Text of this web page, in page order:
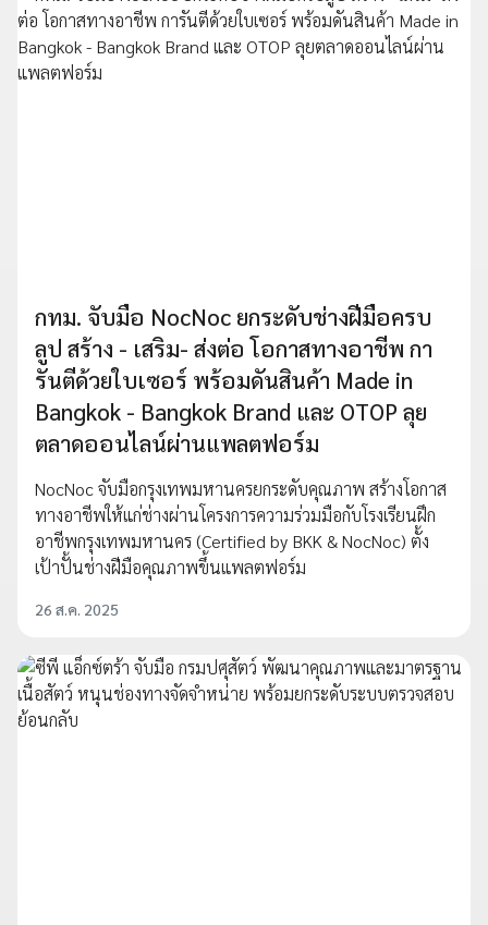
กทม. จับมือ NocNoc ยกระดับช่างฝีมือครบ
ลูป สร้าง - เสริม- ส่งต่อ โอกาสทางอาชีพ กา
รันตีด้วยใบเซอร์ พร้อมดันสินค้า Made in
Bangkok - Bangkok Brand และ OTOP ลุย
ตลาดออนไลน์ผ่านแพลตฟอร์ม
NocNoc จับมือกรุงเทพมหานครยกระดับคุณภาพ สร้างโอกาส
ทางอาชีพให้แก่ช่างผ่านโครงการความร่วมมือกับโรงเรียนฝึก
อาชีพกรุงเทพมหานคร (Certified by BKK & NocNoc) ตั้ง
เป้าปั้นช่างฝีมือคุณภาพขึ้นแพลตฟอร์ม
26 ส.ค. 2025